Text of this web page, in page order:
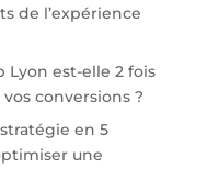
de l’expérience
est-elle 2 fois
conversions ?
en 5
une